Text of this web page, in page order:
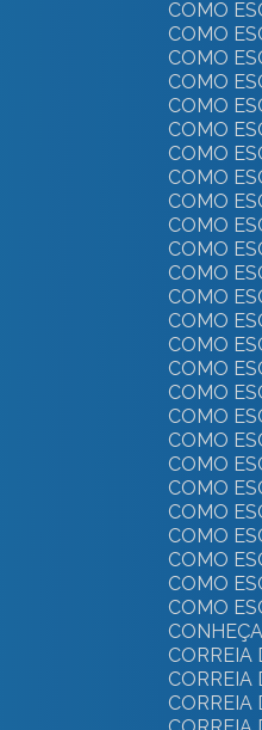
COMO
COMO
COMO
COMO
COMO
COMO
COMO
COMO
COMO
COMO
COMO
COMO
COMO
COMO
COMO
COMO
COMO
COMO
COMO
COMO
COMO
COMO
COMO
COMO
COMO
COMO